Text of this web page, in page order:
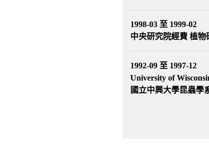
1998-03 至 1999-02
中央研究院經費 植物
1992-09 至 1997-12
University of
國立中興大學昆蟲學